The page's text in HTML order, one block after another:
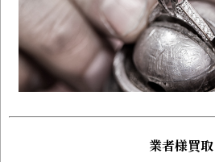
業者様買取